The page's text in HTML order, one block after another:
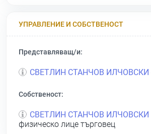
УПРАВЛЕНИЕ И СОБСТВЕНОСТ
Представляващ/и:
СВЕТЛИН СТАНЧОВ ИЛЧОВСКИ
Собственост:
СВЕТЛИН СТАНЧОВ ИЛЧОВСКИ
физическо лице търговец